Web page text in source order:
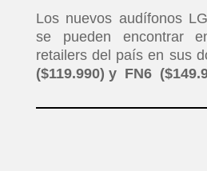
Los nuevos audífonos
se pueden encontrar
retailers del país en sus
($119.990) y FN6